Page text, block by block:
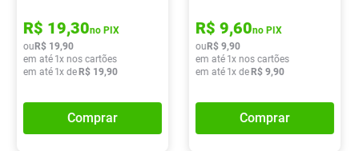
R$ 19,30no PIX
ou R$ 19,90
em até 1x nos cartões
em até 1x de R$ 19,90
Comprar
R$ 9,60no PIX
ou R$ 9,90
em até 1x nos cartões
em até 1x de R$ 9,90
Comprar